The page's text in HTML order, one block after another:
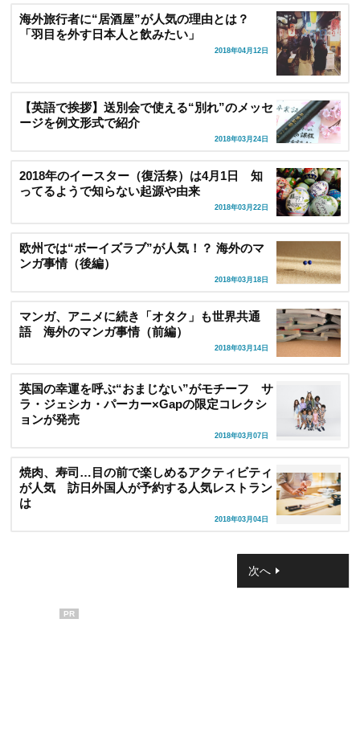
海外旅行者に“居酒屋”が人気の理由とは？
「羽目を外す日本人と飲みたい」
2018年04月12日
【英語で挨拶】送別会で使える“別れ”のメッセ
ージを例文形式で紹介
2018年03月24日
2018年のイースター（復活祭）は4月1日 知
ってるようで知らない起源や由来
2018年03月22日
欧州では“ボーイズラブ”が人気！？ 海外のマ
ンガ事情（後編）
2018年03月18日
マンガ、アニメに続き「オタク」も世界共通
語 海外のマンガ事情（前編）
2018年03月14日
英国の幸運を呼ぶ“おまじない”がモチーフ サ
ラ・ジェシカ・パーカー×Gapの限定コレクシ
ョンが発売
2018年03月07日
焼肉、寿司…目の前で楽しめるアクティビティ
が人気 訪日外国人が予約する人気レストラン
は
2018年03月04日
次へ
PR